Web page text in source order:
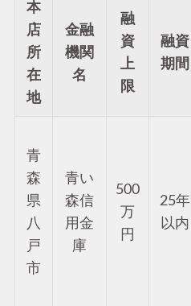
本
店
所
在
地
金融
機関
名
融
資
上
限
融資
期間
青
森
県
八
戸
市
青い
森信
用金
庫
500
万
円
25年
以内